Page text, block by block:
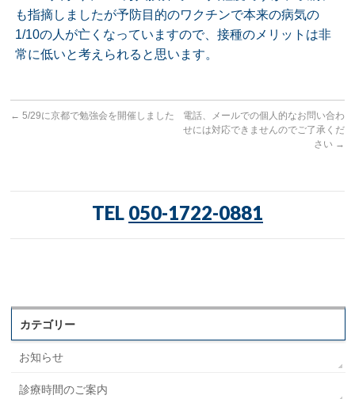
も指摘しましたが予防目的のワクチンで本来の病気の
1/10の人が亡くなっていますので、接種のメリットは非
常に低いと考えられると思います。
← 5/29に京都で勉強会を開催しました
電話、メールでの個人的なお問い合わ
せには対応できませんのでご了承くだ
さい →
TEL 050-1722-0881
カテゴリー
お知らせ
診療時間のご案内